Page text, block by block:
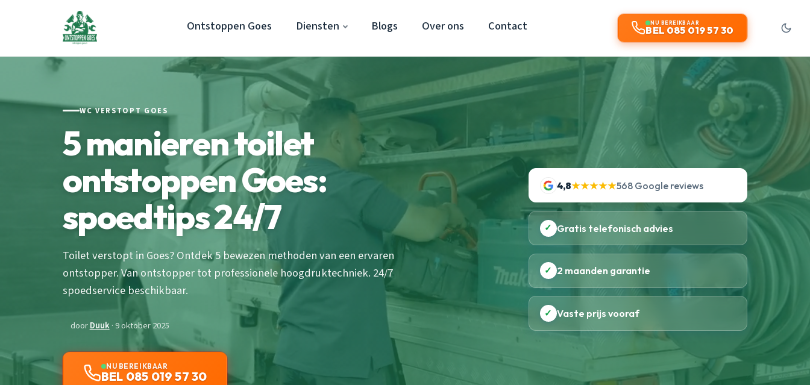
Ontstoppen Goes Diensten Blogs Over ons Contact NU BEREIKBAAR
BEL 085 019 57 30
WC VERSTOPT GOES
5 manieren toilet
ontstoppen Goes:
spoedtips 24/7
Toilet verstopt in Goes? Ontdek 5 bewezen methoden van een ervaren
ontstopper. Van ontstopper tot professionele hoogdruktechniek. 24/7
spoedservice beschikbaar.
doorDuuk· 9 oktober 2025
NU BEREIKBAAR
BEL 085 019 57 30
4,8★★★★★568 Google reviews
✓ Gratis telefonisch advies
✓ 2 maanden garantie
✓ Vaste prijs vooraf